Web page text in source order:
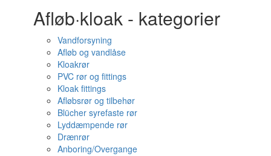
Afløb·kloak - kategorier
Vandforsyning
Afløb og vandlåse
Kloakrør
PVC rør og fittings
Kloak fittings
Afløbsrør og tilbehør
Blücher syrefaste rør
Lyddæmpende rør
Drænrør
Anboring/Overgange